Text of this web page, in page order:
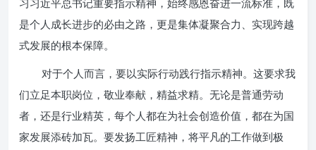
习习近平总书记重要指示精神，始终感恩奋进一流标准，既
是个人成长进步的必由之路，更是集体凝聚合力、实现跨越
式发展的根本保障。
对于个人而言，要以实际行动践行指示精神。这要求我
们立足本职岗位，敬业奉献，精益求精。无论是普通劳动
者，还是行业精英，每个人都在为社会创造价值，都在为国
家发展添砖加瓦。要发扬工匠精神，将平凡的工作做到极